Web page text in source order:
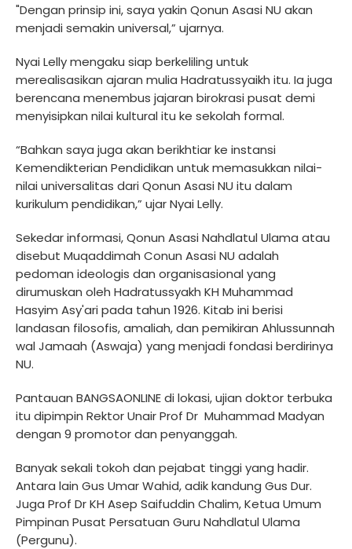
"Dengan prinsip ini, saya yakin Qonun Asasi NU akan
menjadi semakin universal,” ujarnya.
Nyai Lelly mengaku siap berkeliling untuk
merealisasikan ajaran mulia Hadratussyaikh itu. Ia juga
berencana menembus jajaran birokrasi pusat demi
menyisipkan nilai kultural itu ke sekolah formal.
“Bahkan saya juga akan berikhtiar ke instansi
Kemendikterian Pendidikan untuk memasukkan nilai-
nilai universalitas dari Qonun Asasi NU itu dalam
kurikulum pendidikan,” ujar Nyai Lelly.
Sekedar informasi, Qonun Asasi Nahdlatul Ulama atau
disebut Muqaddimah Conun Asasi NU adalah
pedoman ideologis dan organisasional yang
dirumuskan oleh Hadratussyakh KH Muhammad
Hasyim Asy'ari pada tahun 1926. Kitab ini berisi
landasan filosofis, amaliah, dan pemikiran Ahlussunnah
wal Jamaah (Aswaja) yang menjadi fondasi berdirinya
NU.
Pantauan BANGSAONLINE di lokasi, ujian doktor terbuka
itu dipimpin Rektor Unair Prof Dr Muhammad Madyan
dengan 9 promotor dan penyanggah.
Banyak sekali tokoh dan pejabat tinggi yang hadir.
Antara lain Gus Umar Wahid, adik kandung Gus Dur.
Juga Prof Dr KH Asep Saifuddin Chalim, Ketua Umum
Pimpinan Pusat Persatuan Guru Nahdlatul Ulama
(Pergunu).